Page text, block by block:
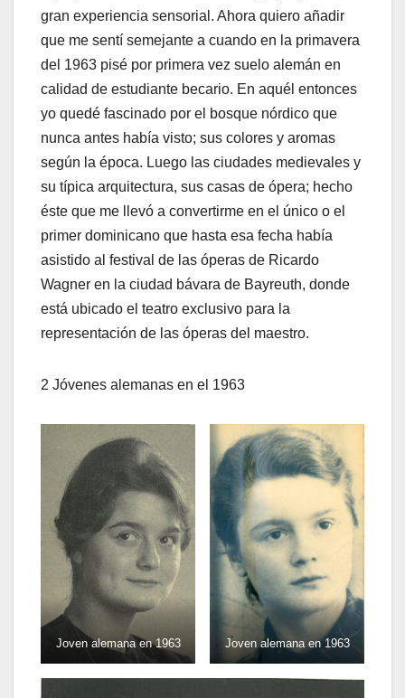
gran experiencia sensorial. Ahora quiero añadir
que me sentí semejante a cuando en la primavera
del 1963 pisé por primera vez suelo alemán en
calidad de estudiante becario. En aquél entonces
yo quedé fascinado por el bosque nórdico que
nunca antes había visto; sus colores y aromas
según la época. Luego las ciudades medievales y
su típica arquitectura, sus casas de ópera; hecho
éste que me llevó a convertirme en el único o el
primer dominicano que hasta esa fecha había
asistido al festival de las óperas de Ricardo
Wagner en la ciudad bávara de Bayreuth, donde
está ubicado el teatro exclusivo para la
representación de las óperas del maestro.
2 Jóvenes alemanas en el 1963
Joven alemana en 1963 Joven alemana en 1963